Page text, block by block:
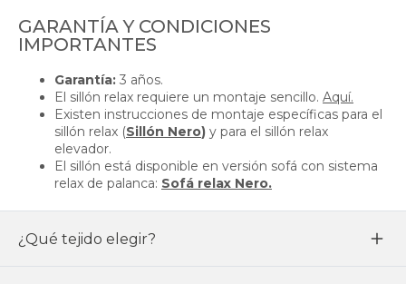
GARANTÍA Y CONDICIONES
IMPORTANTES
Garantía: 3 años.
El sillón relax requiere un montaje sencillo. Aquí.
Existen instrucciones de montaje específicas para el
sillón relax (Sillón Nero) y para el sillón relax
elevador.
El sillón está disponible en versión sofá con sistema
relax de palanca: Sofá relax Nero.
¿Qué tejido elegir?